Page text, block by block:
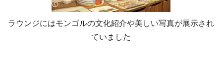
ラウンジにはモンゴルの文化紹介や美しい写真が展示され
ていました